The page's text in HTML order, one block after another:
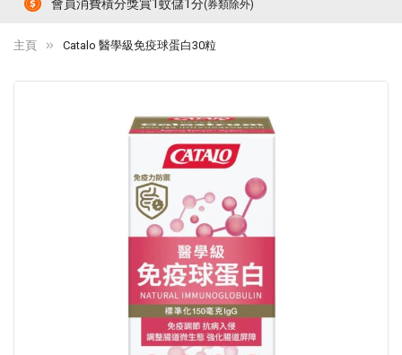
會員消費積分獎賞1蚊儲1分(券類除外)
主頁 Catalo 醫學級免疫球蛋白30粒